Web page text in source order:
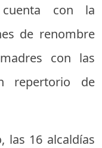
con la
de renombre
con las
repertorio de
las 16 alcaldías